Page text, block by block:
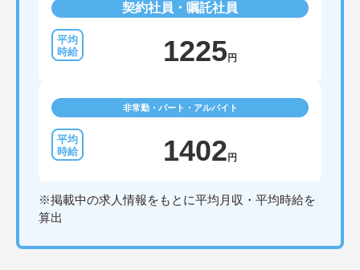
契約社員・嘱託社員
1225 円
非常勤・パート・アルバイト
1402 円
※掲載中の求人情報をもとに平均月収・平均時給を
算出